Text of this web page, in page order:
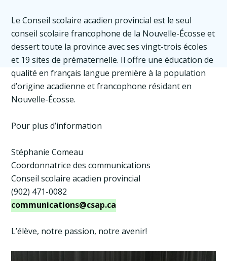
Le Conseil scolaire acadien provincial est le seul
conseil scolaire francophone de la Nouvelle-Écosse et
dessert toute la province avec ses vingt-trois écoles
et 19 sites de prématernelle. Il offre une éducation de
qualité en français langue première à la population
d’origine acadienne et francophone résidant en
Nouvelle-Écosse.
Pour plus d’information
Stéphanie Comeau
Coordonnatrice des communications
Conseil scolaire acadien provincial
(902) 471-0082
communications@csap.ca
L’élève, notre passion, notre avenir!